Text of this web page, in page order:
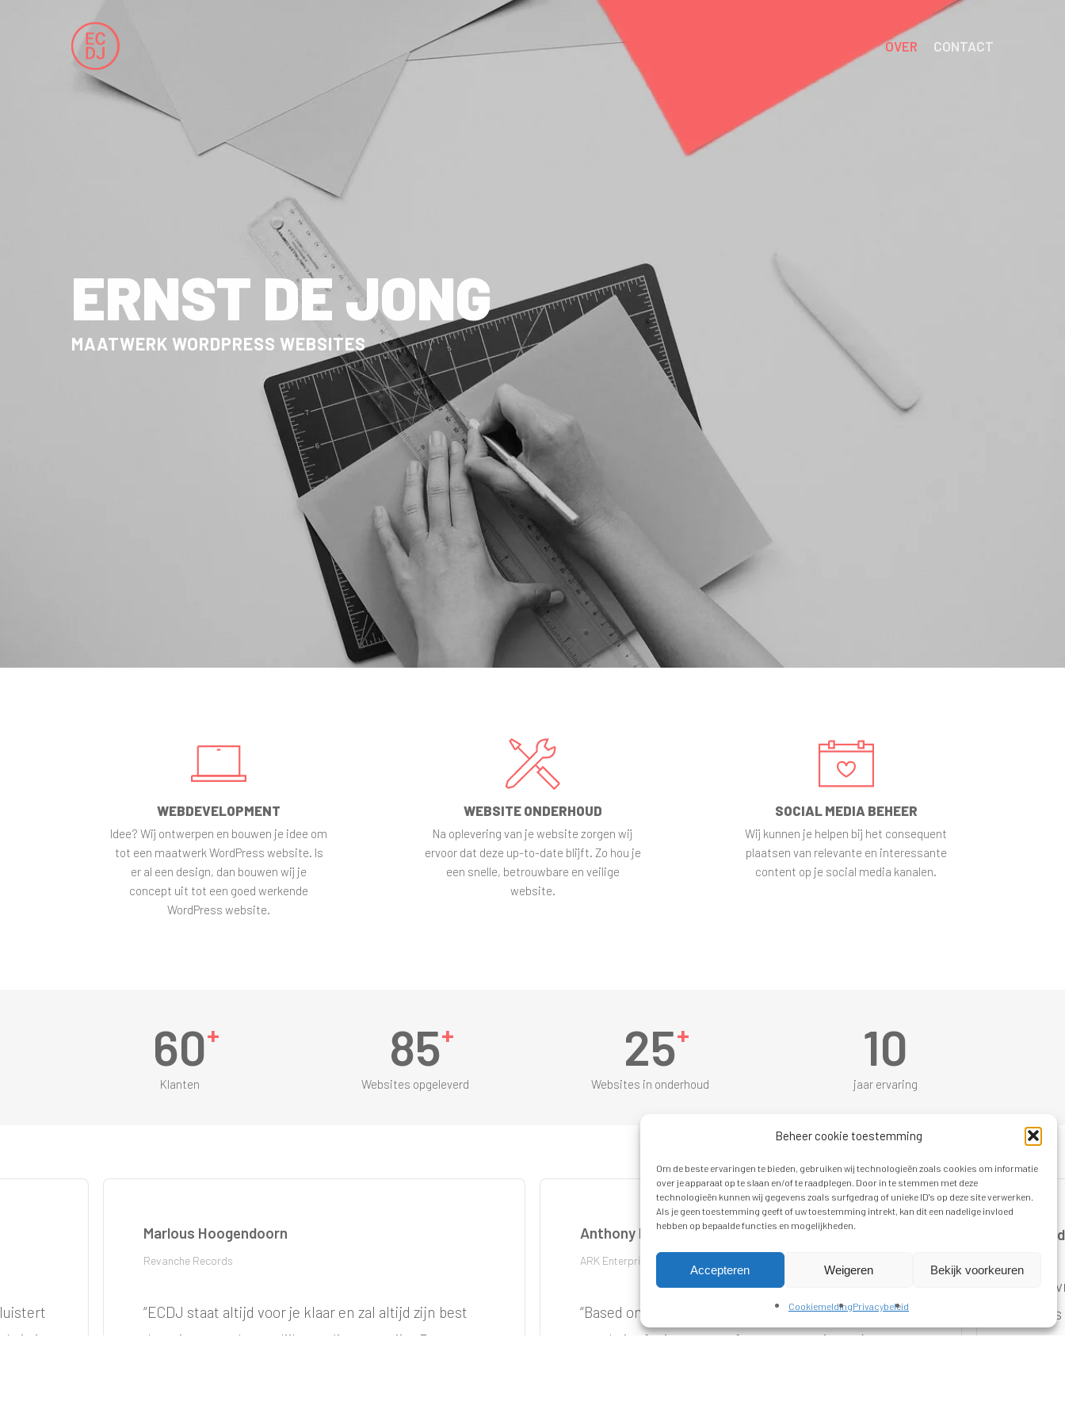
Beheer cookie toestemming
Om de beste ervaringen te bieden, gebruiken wij technologieën zoals cookies om informatie
over je apparaat op te slaan en/of te raadplegen. Door in te stemmen met deze
technologieën kunnen wij gegevens zoals surfgedrag of unieke ID's op deze site verwerken.
Als je geen toestemming geeft of uw toestemming intrekt, kan dit een nadelige invloed
hebben op bepaalde functies en mogelijkheden.
Accepteren Weigeren Bekijk voorkeuren
CookiemeldingPrivacybeleid
OVER CONTACT
ERNST DE JONG
MAATWERK WORDPRESS WEBSITES
WEBDEVELOPMENT
Idee? Wij ontwerpen en bouwen je idee om
tot een maatwerk WordPress website. Is
er al een design, dan bouwen wij je
concept uit tot een goed werkende
WordPress website.
WEBSITE ONDERHOUD
Na oplevering van je website zorgen wij
ervoor dat deze up-to-date blijft. Zo hou je
een snelle, betrouwbare en veilige
website.
SOCIAL MEDIA BEHEER
Wij kunnen je helpen bij het consequent
plaatsen van relevante en interessante
content op je social media kanalen.
60+
Klanten
85+
Websites opgeleverd
25+
Websites in onderhoud
10
jaar ervaring
Marlous Hoogendoorn
Revanche Records
“ECDJ staat altijd voor je klaar en zal altijd zijn best
doen je zo goed mogelijk van dienst te zijn. Daarnaast
Anthony Kennard
ARK Enterprises International
“Based on a vague idea from us, ECDJ has developed
a website far in excess of our expectations. A
Sytze
voor
je in